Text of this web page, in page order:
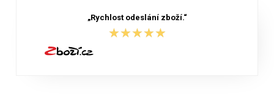
„Rychlost odeslání zboží.“
★★★★★
★★★★★